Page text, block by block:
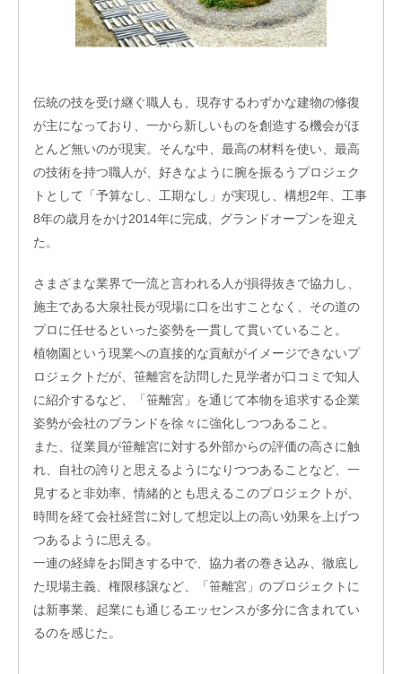
伝統の技を受け継ぐ職人も、現存するわずかな建物の修復
が主になっており、一から新しいものを創造する機会がほ
とんど無いのが現実。そんな中、最高の材料を使い、最高
の技術を持つ職人が、好きなように腕を振るうプロジェク
トとして「予算なし、工期なし」が実現し、構想2年、工事
8年の歳月をかけ2014年に完成、グランドオープンを迎え
た。
さまざまな業界で一流と言われる人が損得抜きで協力し、
施主である大泉社長が現場に口を出すことなく、その道の
プロに任せるといった姿勢を一貫して貫いていること。
植物園という現業への直接的な貢献がイメージできないプ
ロジェクトだが、笹離宮を訪問した見学者が口コミで知人
に紹介するなど、「笹離宮」を通じて本物を追求する企業
姿勢が会社のブランドを徐々に強化しつつあること。
また、従業員が笹離宮に対する外部からの評価の高さに触
れ、自社の誇りと思えるようになりつつあることなど、一
見すると非効率、情緒的とも思えるこのプロジェクトが、
時間を経て会社経営に対して想定以上の高い効果を上げつ
つあるように思える。
一連の経緯をお聞きする中で、協力者の巻き込み、徹底し
た現場主義、権限移譲など、「笹離宮」のプロジェクトに
は新事業、起業にも通じるエッセンスが多分に含まれてい
るのを感じた。